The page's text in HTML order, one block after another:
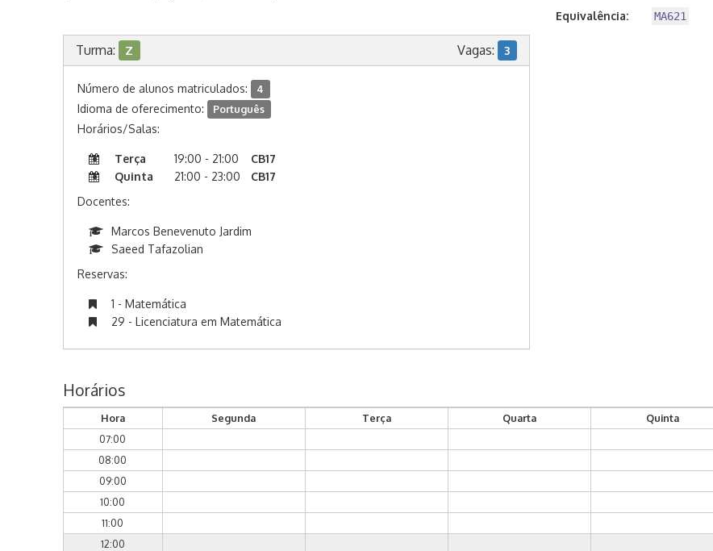
Equivalência: MA621
Turma: Z Vagas: 3
Número de alunos matriculados: 4
Idioma de oferecimento: Português
Horários/Salas:
Terça 19:00 - 21:00
CB17
Quinta
21:00 - 23:00
CB17
Docentes:
Marcos Benevenuto Jardim
Saeed Tafazolian
Reservas:
1 - Matemática
29 - Licenciatura em Matemática
Horários
Hora Segunda Terça Quarta Quinta
07:00
08:00
09:00
10:00
11:00
12:00